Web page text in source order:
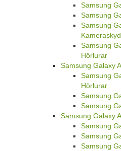
Samsung
Samsung
Samsung
Samsung
Hörlurar
Samsung Galaxy
Samsung
Hörlurar
Samsung
Samsung
Samsung Galaxy
Samsung
Samsung
Samsung